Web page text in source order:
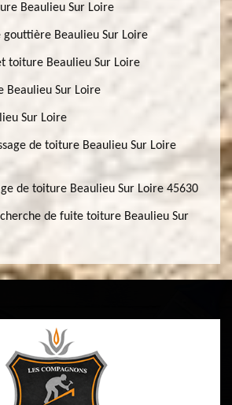
Beaulieu Sur Loire
gouttière Beaulieu Sur Loire
toiture Beaulieu Sur Loire
Beaulieu Sur Loire
Sur Loire
de toiture Beaulieu Sur Loire
de toiture Beaulieu Sur Loire 45630
de fuite toiture Beaulieu Sur